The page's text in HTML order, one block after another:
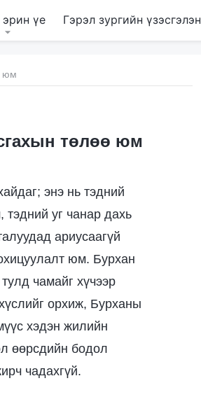
үе Гэрэл зургийн үзэсгэлэн
юм
төлөө юм
энэ нь тэдний
тэдний уг чанар дахь
ариусаагүй
юм. Бурхан
чамайг хүчээр
орхиж, Бурханы
хэдэн жилийн
өөрсдийн бодол
чадахгүй.